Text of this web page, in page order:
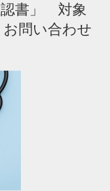
認書」 対象
問い合わせ